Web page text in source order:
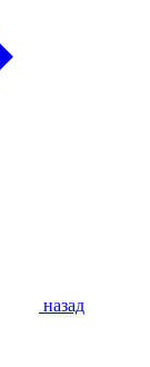
назад